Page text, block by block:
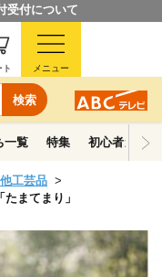
受付について
検索
ト メニュー
一覧 特集 初心者ガイド
工芸品
まてまり」